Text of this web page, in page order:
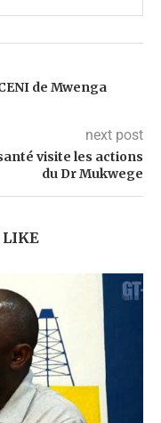
de Mwenga
next post
visite les actions
du Dr Mukwege
LIKE